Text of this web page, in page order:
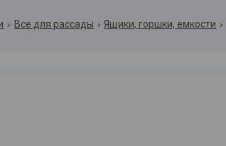
Все для рассады Ящики, горшки, емкости